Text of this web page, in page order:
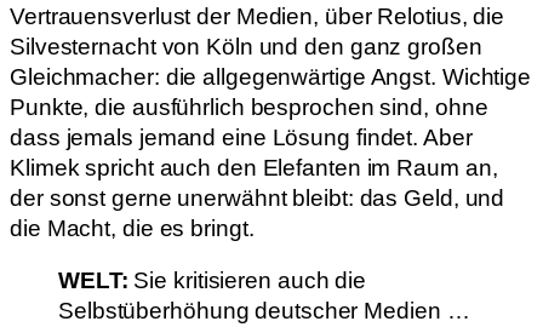
Vertrauensverlust der Medien, über Relotius, die
Silvesternacht von Köln und den ganz großen
Gleichmacher: die allgegenwärtige Angst. Wichtige
Punkte, die ausführlich besprochen sind, ohne
dass jemals jemand eine Lösung findet. Aber
Klimek spricht auch den Elefanten im Raum an,
der sonst gerne unerwähnt bleibt: das Geld, und
die Macht, die es bringt.
WELT: Sie kritisieren auch die
Selbstüberhöhung deutscher Medien …